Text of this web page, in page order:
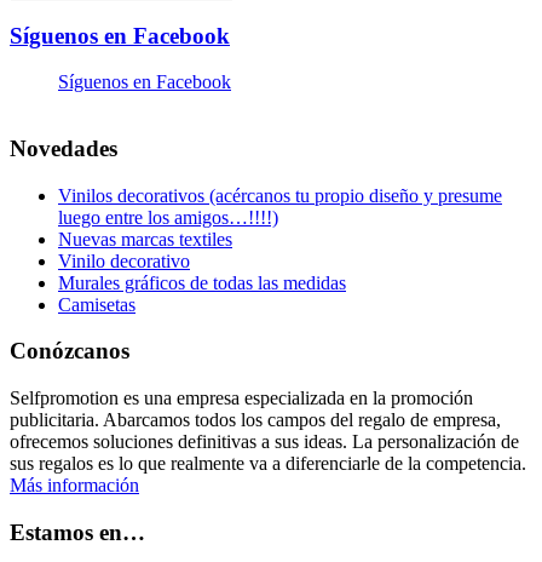
Síguenos en Facebook
Síguenos en Facebook
Novedades
Vinilos decorativos (acércanos tu propio diseño y presume
luego entre los amigos…!!!!)
Nuevas marcas textiles
Vinilo decorativo
Murales gráficos de todas las medidas
Camisetas
Conózcanos
Selfpromotion es una empresa especializada en la promoción
publicitaria. Abarcamos todos los campos del regalo de empresa,
ofrecemos soluciones definitivas a sus ideas. La personalización de
sus regalos es lo que realmente va a diferenciarle de la competencia.
Más información
Estamos en…